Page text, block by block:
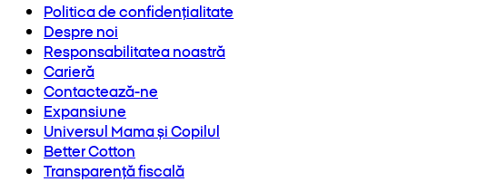
Politica de confidențialitate
Despre noi
Responsabilitatea noastră
Carieră
Contactează-ne
Expansiune
Universul Mama și Copilul
Better Cotton
Transparență fiscală